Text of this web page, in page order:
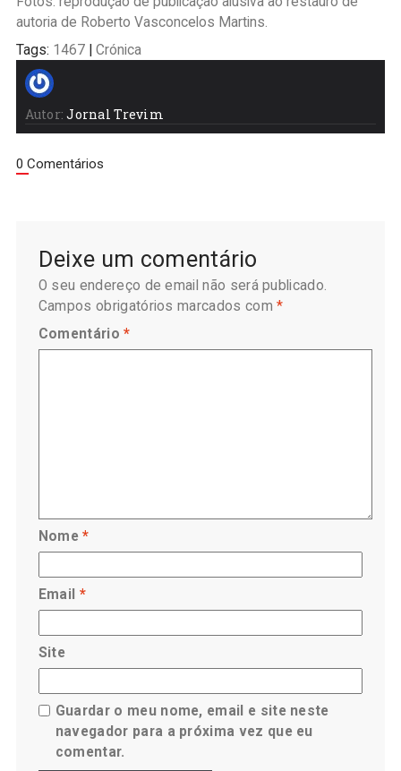
autoria de Roberto Vasconcelos Martins.
Tags: 1467| Crónica
Autor: Jornal Trevim
0 Comentários
Deixe um comentário
O seu endereço de email não será publicado.
Campos obrigatórios marcados com*
Comentário*
Nome*
Email *
Site
Guardar o meu nome, email e site neste
navegador para a próxima vez que eu
comentar.